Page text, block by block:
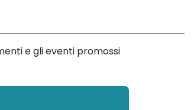
e gli eventi promossi